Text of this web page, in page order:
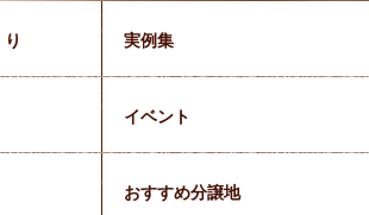
実例集
イベント
おすすめ分譲地